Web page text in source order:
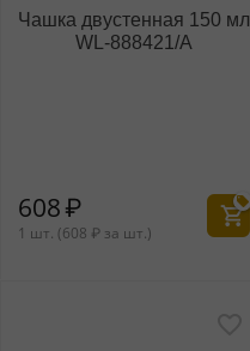
Чашка двустенная 150 мл
WL‑888421/A
608₽
1 шт. (608 ₽ за шт.)